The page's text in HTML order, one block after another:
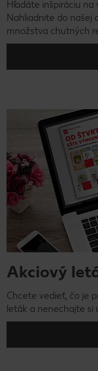
Hľadáte inšpiráciu na
Nahliadnite do našej
množstva chutných
Akciový
Chcete vedieť, čo je
leták a nenechajte si